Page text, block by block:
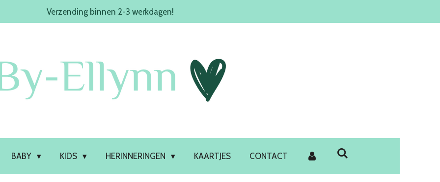
Verzending binnen 2-3 werkdagen!
BABY KIDS HERINNERINGEN KAARTJES CONTACT